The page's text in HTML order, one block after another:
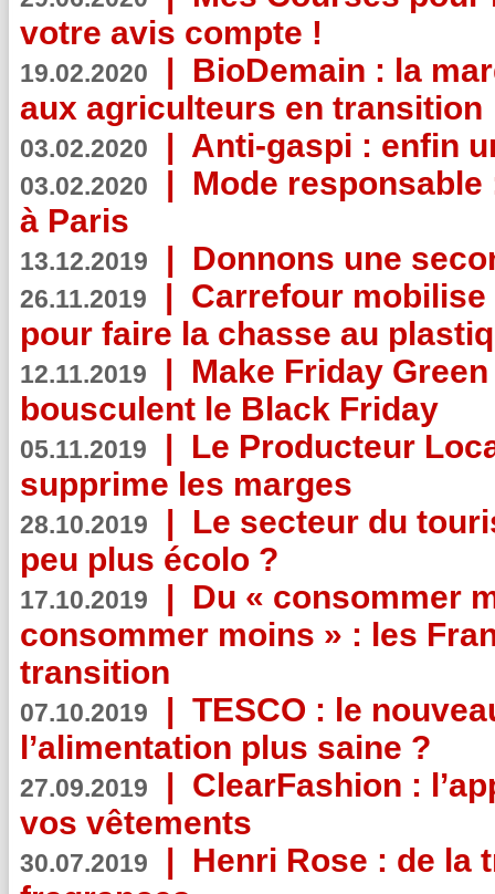
votre avis compte !
19.02.2020 | BioDemain : la
aux agriculteurs en transition
03.02.2020 | Anti-gaspi : enfin
03.02.2020 | Mode
à Paris
13.12.2019 | Donnons une
26.11.2019 | Carrefour
pour faire la chasse au
12.11.2019 | Make Friday
bousculent le Black Friday
05.11.2019 | Le Producteur
supprime les marges
28.10.2019 | Le secteur du
peu plus écolo ?
17.10.2019 | Du « consommer
consommer moins » : les
transition
07.10.2019 | TESCO : le
l’alimentation plus saine ?
27.09.2019 | ClearFashion :
vos vêtements
30.07.2019 | Henri Rose : de la